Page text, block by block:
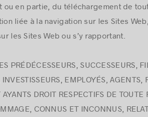
ou en partie, du téléchargement de
liée à la navigation sur les Sites
les Sites Web ou s’y rapportant.
PRÉDÉCESSEURS, SUCCESSEURS,
EMPLOYÉS, AGENTS,
DROIT RESPECTIFS DE TOUTE
CONNUS ET INCONNUS,